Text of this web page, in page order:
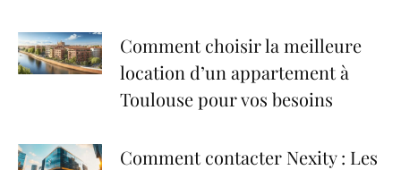
Comment choisir la meilleure
location d’un appartement à
Toulouse pour vos besoins
Comment contacter Nexity : Les